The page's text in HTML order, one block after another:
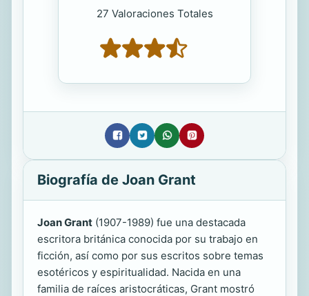
27 Valoraciones Totales
Biografía de Joan Grant
Joan Grant (1907-1989) fue una destacada
escritora británica conocida por su trabajo en
ficción, así como por sus escritos sobre temas
esotéricos y espiritualidad. Nacida en una
familia de raíces aristocráticas, Grant mostró